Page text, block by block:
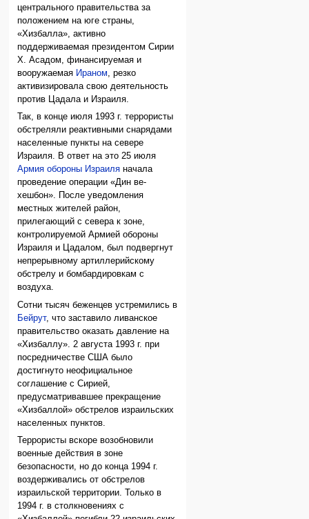
центрального правительства за
положением на юге страны,
«Хизбалла», активно
поддерживаемая президентом Сирии
Х. Асадом, финансируемая и
вооружаемая Ираном, резко
активизировала свою деятельность
против Цадала и Израиля.
Так, в конце июля 1993 г. террористы
обстреляли реактивными снарядами
населенные пункты на севере
Израиля. В ответ на это 25 июля
Армия обороны Израиля начала
проведение операции «Дин ве-
хешбон». После уведомления
местных жителей район,
прилегающий с севера к зоне,
контролируемой Армией обороны
Израиля и Цадалом, был подвергнут
непрерывному артиллерийскому
обстрелу и бомбардировкам с
воздуха.
Сотни тысяч беженцев устремились в
Бейрут, что заставило ливанское
правительство оказать давление на
«Хизбаллу». 2 августа 1993 г. при
посредничестве США было
достигнуто неофициальное
соглашение с Сирией,
предусматривавшее прекращение
«Хизбаллой» обстрелов израильских
населенных пунктов.
Террористы вскоре возобновили
военные действия в зоне
безопасности, но до конца 1994 г.
воздерживались от обстрелов
израильской территории. Только в
1994 г. в столкновениях с